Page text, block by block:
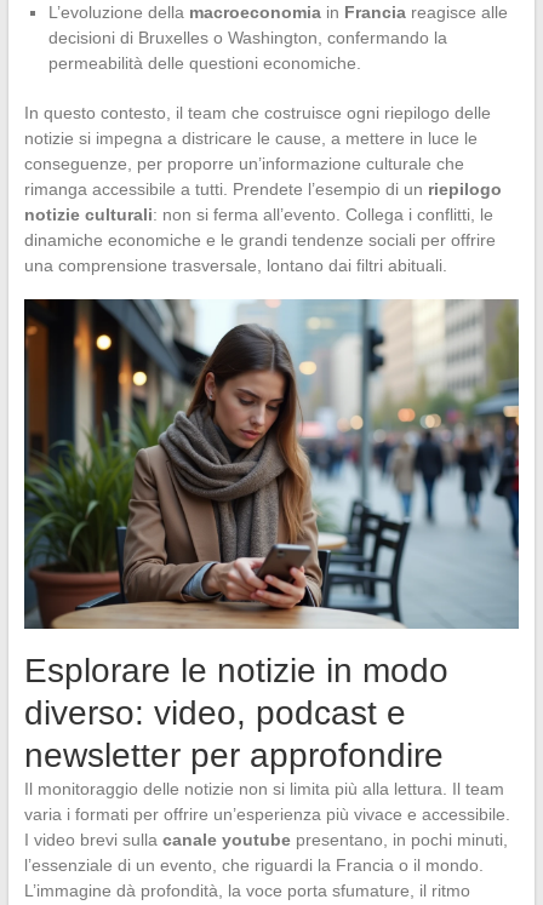
L’evoluzione della macroeconomiain Franciareagisce alle
decisioni di Bruxelles o Washington, confermando la
permeabilità delle questioni economiche.
In questo contesto, il team che costruisce ogni riepilogo delle
notizie si impegna a districare le cause, a mettere in luce le
conseguenze, per proporre un’informazione culturale che
rimanga accessibile a tutti. Prendete l’esempio di un riepilogo
notizie culturali: non si ferma all’evento. Collega i conflitti, le
dinamiche economiche e le grandi tendenze sociali per offrire
una comprensione trasversale, lontano dai filtri abituali.
Esplorare le notizie in modo
diverso: video, podcast e
newsletter per approfondire
Il monitoraggio delle notizie non si limita più alla lettura. Il team
varia i formati per offrire un’esperienza più vivace e accessibile.
I video brevi sulla canale youtubepresentano, in pochi minuti,
l’essenziale di un evento, che riguardi la Francia o il mondo.
L’immagine dà profondità, la voce porta sfumature, il ritmo